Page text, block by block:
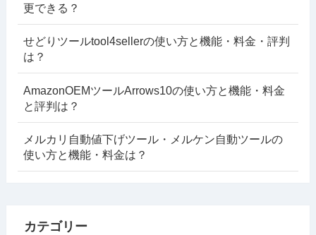
更できる？
せどりツールtool4sellerの使い方と機能・料金・評判
は？
AmazonOEMツールArrows10の使い方と機能・料金
と評判は？
メルカリ自動値下げツール・メルケン自動ツールの
使い方と機能・料金は？
カテゴリー